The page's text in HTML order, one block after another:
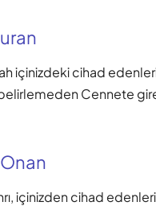
içinizdeki cihad
belirlemeden Cennete
içinizden cihad